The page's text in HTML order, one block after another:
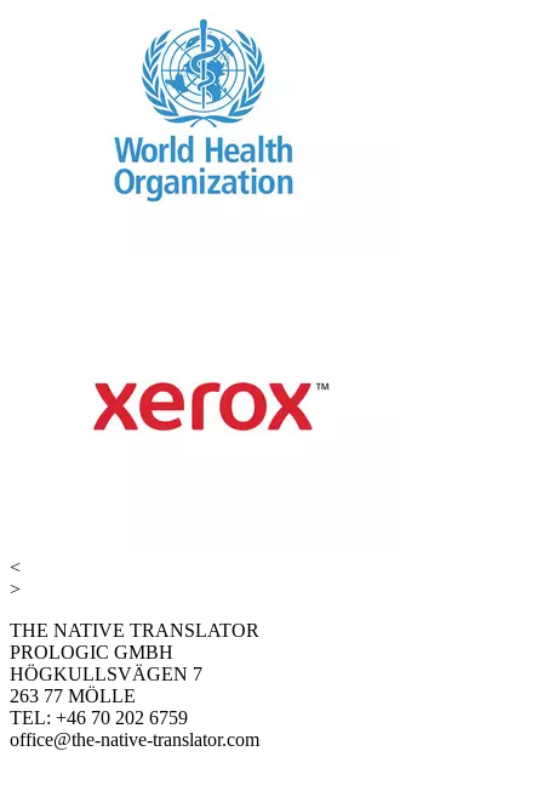
<
>
THE NATIVE TRANSLATOR
PROLOGIC GMBH
HÖGKULLSVÄGEN 7
263 77 MÖLLE
TEL: +46 70 202 6759
office@the-native-translator.com